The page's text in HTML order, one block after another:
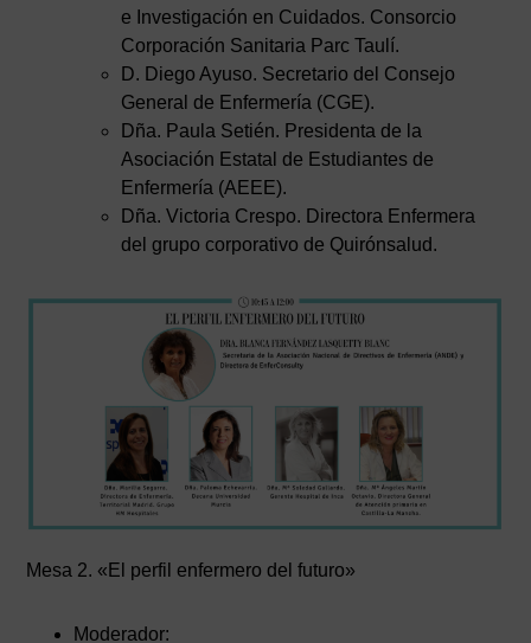
e Investigación en Cuidados. Consorcio
Corporación Sanitaria Parc Taulí.
D. Diego Ayuso. Secretario del Consejo
General de Enfermería (CGE).
Dña. Paula Setién. Presidenta de la
Asociación Estatal de Estudiantes de
Enfermería (AEEE).
Dña. Victoria Crespo. Directora Enfermera
del grupo corporativo de Quirónsalud.
Mesa 2. «El perfil enfermero del futuro»
Moderador: